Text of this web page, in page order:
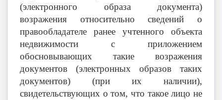
(электронного образа документа)
возражения относительно сведений о
правообладателе ранее учтенного объекта
недвижимости с приложением
обосновывающих такие возражения
документов (электронных образов таких
документов) (при их наличии),
свидетельствующих о том, что такое лицо не